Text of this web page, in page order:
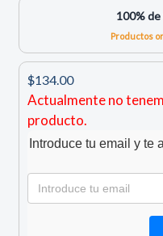
100%
Productos
$134.00
Actualmente no
producto.
Introduce tu email y te